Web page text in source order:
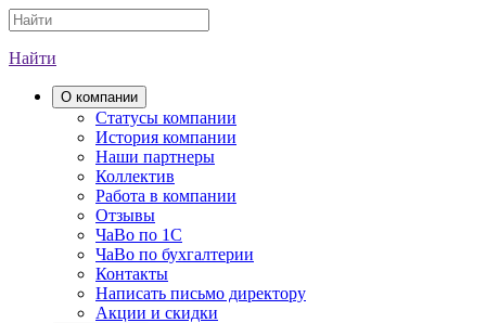
Найти
О компании
Cтатусы компании
История компании
Наши партнеры
Коллектив
Работа в компании
Отзывы
ЧаВо по 1С
ЧаВо по бухгалтерии
Контакты
Написать письмо директору
Акции и скидки